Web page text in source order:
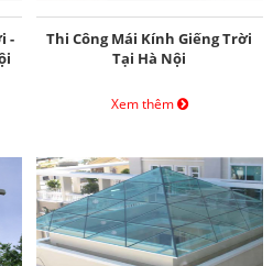
-
Thi Công Mái Kính Giếng Trời
Tại Hà Nội
Xem thêm